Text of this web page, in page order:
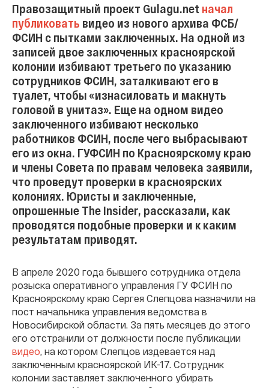
Правозащитный проект Gulagu.net начал
публиковать видео из нового архива ФСБ/
ФСИН с пытками заключенных. На одной из
записей двое заключенных красноярской
колонии избивают третьего по указанию
сотрудников ФСИН, заталкивают его в
туалет, чтобы «изнасиловать и макнуть
головой в унитаз». Еще на одном видео
заключенного избивают несколько
работников ФСИН, после чего выбрасывают
его из окна. ГУФСИН по Красноярскому краю
и члены Совета по правам человека заявили,
что проведут проверки в красноярских
колониях. Юристы и заключенные,
опрошенные The Insider, рассказали, как
проводятся подобные проверки и к каким
результатам приводят.
В апреле 2020 года бывшего сотрудника отдела
розыска оперативного управления ГУ ФСИН по
Красноярскому краю Сергея Слепцова назначили на
пост начальника управления ведомства в
Новосибирской области. За пять месяцев до этого
его отстранили от должности после публикации
видео , на котором Слепцов издевается над
заключенным красноярской ИК-17. Сотрудник
колонии заставляет заключенного убирать